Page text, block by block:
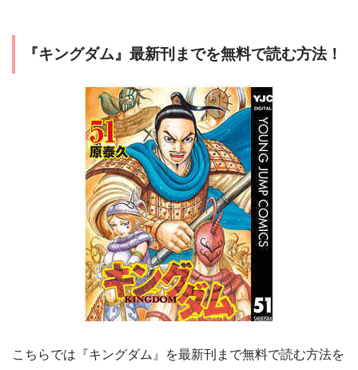
『キングダム』最新刊までを無料で読む方法！
こちらでは『キングダム』を最新刊まで無料で読む方法を